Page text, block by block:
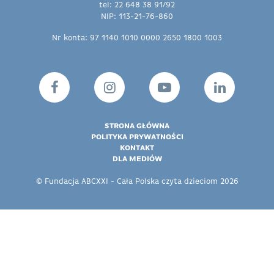
tel: 22 648 38 91/92
NIP: 113-21-76-860
Nr konta: 97 1140 1010 0000 2650 1800 1003
© Fundacja ABCXXI - Cała Polska czyta dzieciom 2026
STRONA GŁÓWNA
POLITYKA PRYWATNOŚCI
KONTAKT
DLA MEDIÓW